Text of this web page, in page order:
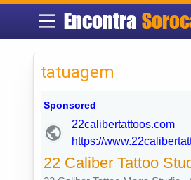
Encontra
tatuagem